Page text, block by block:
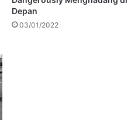
Depan
03/01/2022